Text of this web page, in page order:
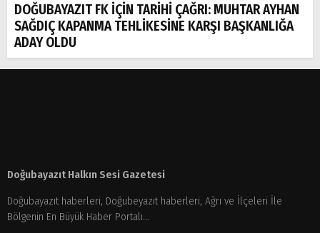
DOĞUBAYAZIT FK İÇİN TARİHİ ÇAĞRI: MUHTAR AYHAN
SAĞDIÇ KAPANMA TEHLİKESİNE KARŞI BAŞKANLIĞA
ADAY OLDU
Doğubayazıt Halkın Sesi Gazetesi
Doğubayazıt haberleri, Doğubeyazıt haberleri, Ağrı ve İlçeleri İle
Bölgenin En Büyük Haber Portalı...